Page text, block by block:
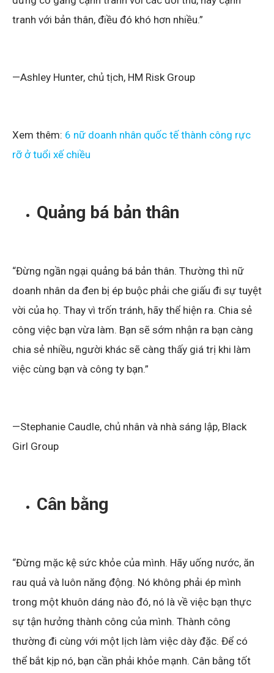
tranh với bản thân, điều đó khó hơn nhiều.”
—Ashley Hunter, chủ tịch, HM Risk Group
Xem thêm: 6 nữ doanh nhân quốc tế thành công rực
rỡ ở tuổi xế chiều
Quảng bá bản thân
“Đừng ngần ngại quảng bá bản thân. Thường thì nữ
doanh nhân da đen bị ép buộc phải che giấu đi sự tuyệt
vời của họ. Thay vì trốn tránh, hãy thể hiện ra. Chia sẻ
công việc bạn vừa làm. Bạn sẽ sớm nhận ra bạn càng
chia sẻ nhiều, người khác sẽ càng thấy giá trị khi làm
việc cùng bạn và công ty bạn.”
—Stephanie Caudle, chủ nhân và nhà sáng lập, Black
Girl Group
Cân bằng
“Đừng mặc kệ sức khỏe của mình. Hãy uống nước, ăn
rau quả và luôn năng động. Nó không phải ép mình
trong một khuôn dáng nào đó, nó là về việc bạn thực
sự tận hưởng thành công của mình. Thành công
thường đi cùng với một lịch làm việc dày đặc. Để có
thể bắt kịp nó, bạn cần phải khỏe mạnh. Cân bằng tốt